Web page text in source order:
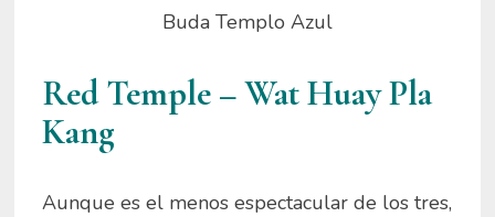
Buda Templo Azul
Red Temple – Wat Huay Pla
Kang
Aunque es el menos espectacular de los tres,